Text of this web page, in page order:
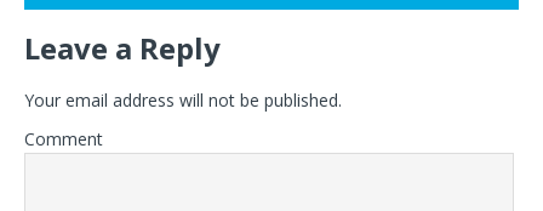
Leave a Reply
Your email address will not be published.
Comment